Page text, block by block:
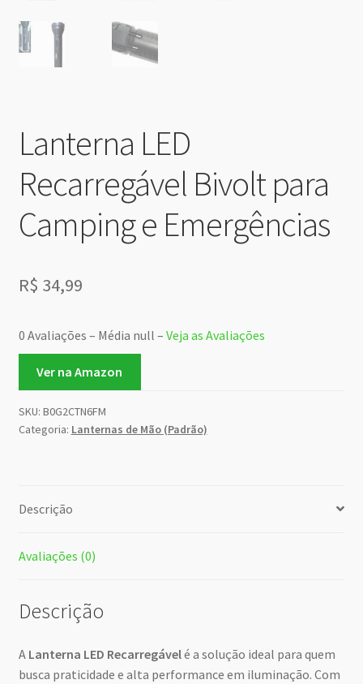
Lanterna LED
Recarregável Bivolt para
Camping e Emergências
R$ 34,99
0 Avaliações – Média null – Veja as Avaliações
Ver na Amazon
SKU: B0G2CTN6FM
Categoria: Lanternas de Mão (Padrão)
Descrição
Avaliações (0)
Descrição
A Lanterna LED Recarregávelé a solução ideal para quem
busca praticidade e alta performance em iluminação. Com